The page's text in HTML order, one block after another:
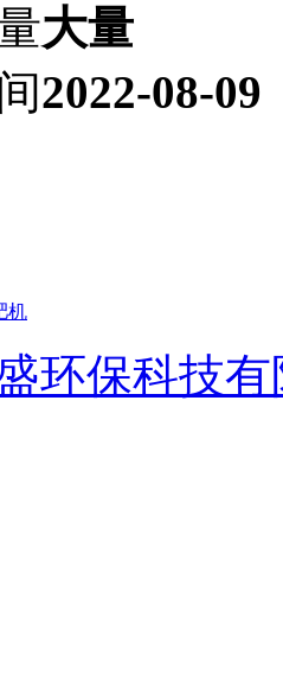
大量
2022-08-09
机
环保科技